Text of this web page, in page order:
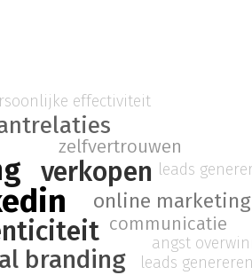
verkopen
branding
online marketing
zelfvertrouwen
communicatie
effectiviteit
leads
angst
leads genereren